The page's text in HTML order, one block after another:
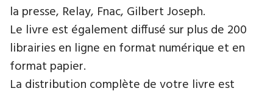
la presse, Relay, Fnac, Gilbert Joseph.
Le livre est également diffusé sur plus de 200
librairies en ligne en format numérique et en
format papier.
La distribution complète de votre livre est